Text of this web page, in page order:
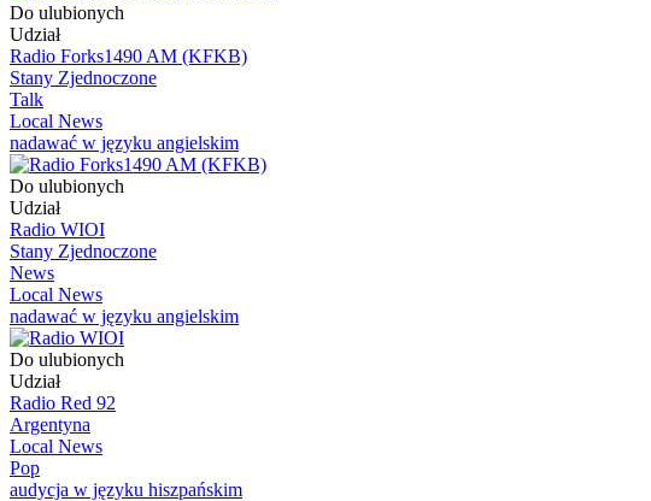
Do ulubionych
Udział
Radio Forks1490 AM (KFKB)
Stany Zjednoczone
Talk
Local News
nadawać w języku angielskim
Do ulubionych
Udział
Radio WIOI
Stany Zjednoczone
News
Local News
nadawać w języku angielskim
Do ulubionych
Udział
Radio Red 92
Argentyna
Local News
Pop
audycja w języku hiszpańskim